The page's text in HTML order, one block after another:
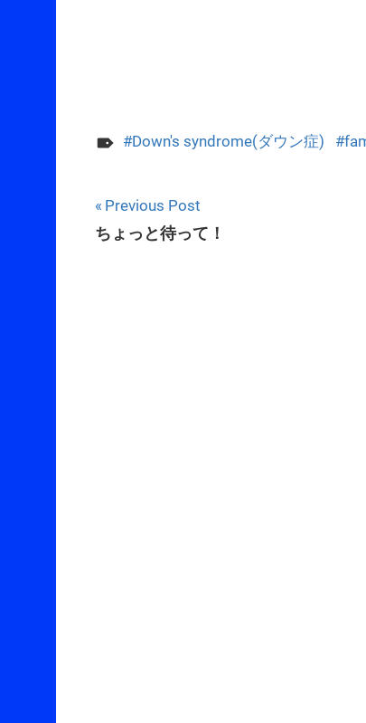
Down's syndrome(ダウン症)
Post
navigation
Previous Post
ちょっと待って！